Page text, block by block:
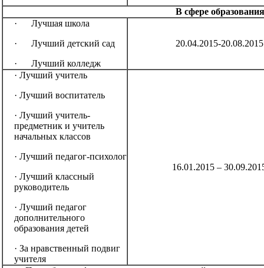
В сфере образования
· Лучшая школа
· Лучший детский сад
· Лучший колледж
20.04.2015-20.08.2015
· Лучший учитель
· Лучший воспитатель
· Лучший учитель-
предметник и учитель
начальных классов
· Лучший педагог-психолог
· Лучший классный
руководитель
· Лучший педагог
дополнительного
образования детей
· За нравственный подвиг
учителя
16.01.2015 –